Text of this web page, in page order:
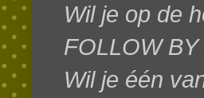
Wil je op de
FOLLOW
Wil je één